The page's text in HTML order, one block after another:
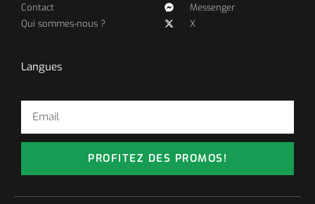
Contact
Qui sommes-nous ?
Messenger
X
Langues
PROFITEZ DES PROMOS!